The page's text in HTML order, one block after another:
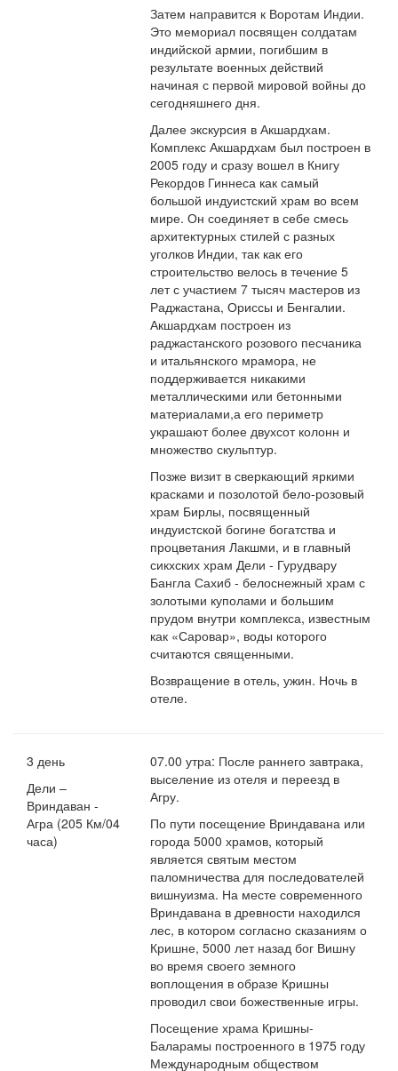
Затем направится к Воротам Индии.
Это мемориал посвящен солдатам
индийской армии, погибшим в
результате военных действий
начиная с первой мировой войны до
сегодняшнего дня.
Далее экскурсия в Акшардхам.
Комплекс Акшардхам был построен в
2005 году и сразу вошел в Книгу
Рекордов Гиннеса как самый
большой индуистский храм во всем
мире. Он соединяет в себе смесь
архитектурных стилей с разных
уголков Индии, так как его
строительство велось в течение 5
лет с участием 7 тысяч мастеров из
Раджастана, Ориссы и Бенгалии.
Акшардхам построен из
раджастанского розового песчаника
и итальянского мрамора, не
поддерживается никакими
металлическими или бетонными
материалами,а его периметр
украшают более двухсот колонн и
множество скульптур.
Позже визит в сверкающий яркими
красками и позолотой бело-розовый
храм Бирлы, посвященный
индуистской богине богатства и
процветания Лакшми, и в главный
сикхских храм Дели - Гурудвару
Бангла Сахиб - белоснежный храм с
золотыми куполами и большим
прудом внутри комплекса, известным
как «Саровар», воды которого
считаются священными.
Возвращение в отель, ужин. Ночь в
отеле.
3 день
Дели –
Вриндаван -
Агра (205 Км/04
часа)
07.00 утра: После раннего завтрака,
выселение из отеля и переезд в
Агру.
По пути посещение Вриндавана или
города 5000 храмов, который
является святым местом
паломничества для последователей
вишнуизма. На месте современного
Вриндавана в древности находился
лес, в котором согласно сказаниям о
Кришне, 5000 лет назад бог Вишну
во время своего земного
воплощения в образе Кришны
проводил свои божественные игры.
Посещение храма Кришны-
Баларамы построенного в 1975 году
Международным обществом